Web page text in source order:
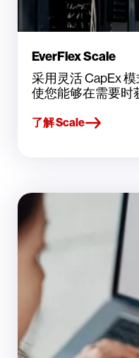
EverFlex Scale
采用灵活 CapEx
使您能够在需要时
了解 Scale